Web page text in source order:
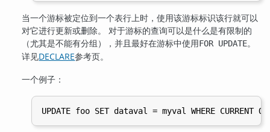
当一个游标被定位到一个表行上时，使用该游标标识该行就可以
对它进行更新或删除。 对于游标的查询可以是什么是有限制的
（尤其是不能有分组），并且最好在游标中使用FOR UPDATE。
详见DECLARE参考页。
一个例子：